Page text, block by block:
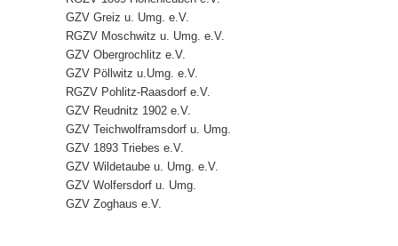
GZV Greiz u. Umg. e.V.
RGZV Moschwitz u. Umg. e.V.
GZV Obergrochlitz e.V.
GZV Pöllwitz u.Umg. e.V.
RGZV Pohlitz-Raasdorf e.V.
GZV Reudnitz 1902 e.V.
GZV Teichwolframsdorf u. Umg.
GZV 1893 Triebes e.V.
GZV Wildetaube u. Umg. e.V.
GZV Wolfersdorf u. Umg.
GZV Zoghaus e.V.